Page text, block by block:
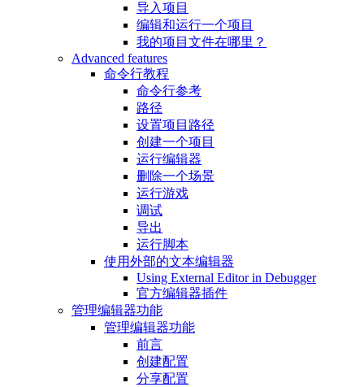
导入项目
编辑和运行一个项目
我的项目文件在哪里？
Advanced features
命令行教程
命令行参考
路径
设置项目路径
创建一个项目
运行编辑器
删除一个场景
运行游戏
调试
导出
运行脚本
使用外部的文本编辑器
Using External Editor in Debugger
官方编辑器插件
管理编辑器功能
管理编辑器功能
前言
创建配置
分享配置